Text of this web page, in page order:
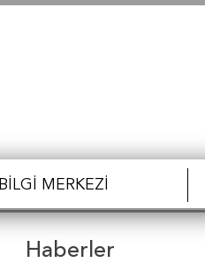
BILGI MERKEZI
Haberler